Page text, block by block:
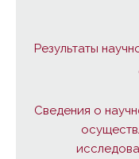
Результаты
Сведения о